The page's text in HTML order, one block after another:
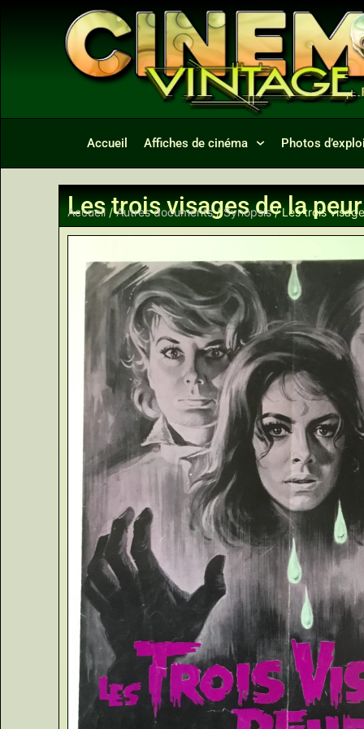
Accueil Affiches de cinéma Photos
Les trois visages de la peur
Accueil /Autres documents/Synopsis/ Les trois